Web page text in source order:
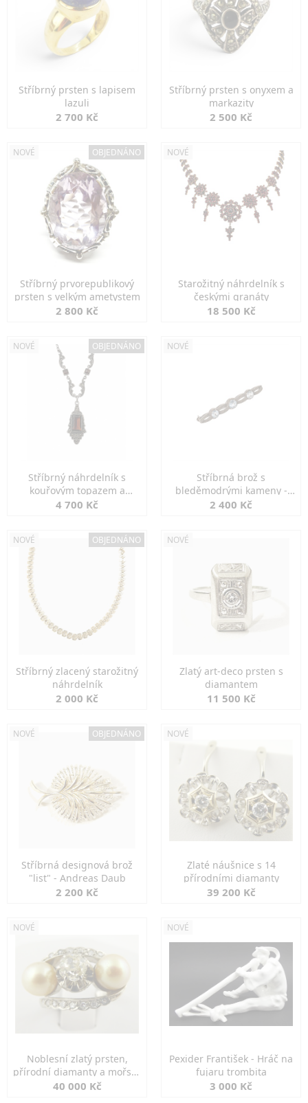
Stříbrný prsten s lapisem
lazuli
2 700 Kč
Stříbrný prsten s onyxem a
markazity
2 500 Kč
NOVÉ OBJEDNÁNO
Stříbrný prvorepublikový
prsten s velkým ametystem
2 800 Kč
NOVÉ
Starožitný náhrdelník s
českými granáty
18 500 Kč
NOVÉ OBJEDNÁNO
Stříbrný náhrdelník s
kouřovým topazem a
markazity
4 700 Kč
NOVÉ
Stříbrná brož s
bleděmodrými kameny -
jemná elegance
2 400 Kč
NOVÉ OBJEDNÁNO
Stříbrný zlacený starožitný
náhrdelník
2 000 Kč
NOVÉ
Zlatý art-deco prsten s
diamantem
11 500 Kč
NOVÉ OBJEDNÁNO
Stříbrná designová brož
"list" - Andreas Daub
2 200 Kč
NOVÉ
Zlaté náušnice s 14
přírodními diamanty
39 200 Kč
NOVÉ
Noblesní zlatý prsten,
přírodní diamanty a mořské
perly
40 000 Kč
NOVÉ
Pexider František - Hráč na
fujaru trombita
3 000 Kč